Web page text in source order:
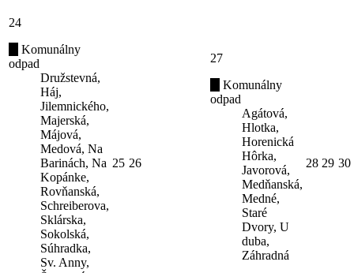
24
Komunálny
odpad
Družstevná,
Háj,
Jilemnického,
Majerská,
Májová,
Medová, Na
Barinách, Na
Kopánke,
Rovňanská,
Schreiberova,
Sklárska,
Sokolská,
Súhradka,
Sv. Anny,
25 26
27
Komunálny
odpad
Agátová,
Hlotka,
Horenická
Hôrka,
Javorová,
Medňanská,
Medné,
Staré
Dvory, U
duba,
Záhradná
28 29 30